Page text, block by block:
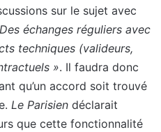
sur le sujet avec
échanges réguliers avec
techniques (valideurs,
». Il faudra donc
qu’un accord soit trouvé
Le Parisien déclarait
que cette fonctionnalité